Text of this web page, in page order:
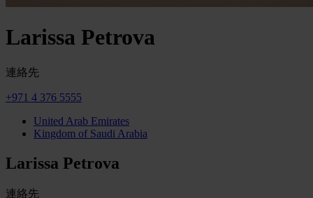
Larissa Petrova
連絡先
+971 4 376 5555
United Arab Emirates
Kingdom of Saudi Arabia
Larissa Petrova
連絡先